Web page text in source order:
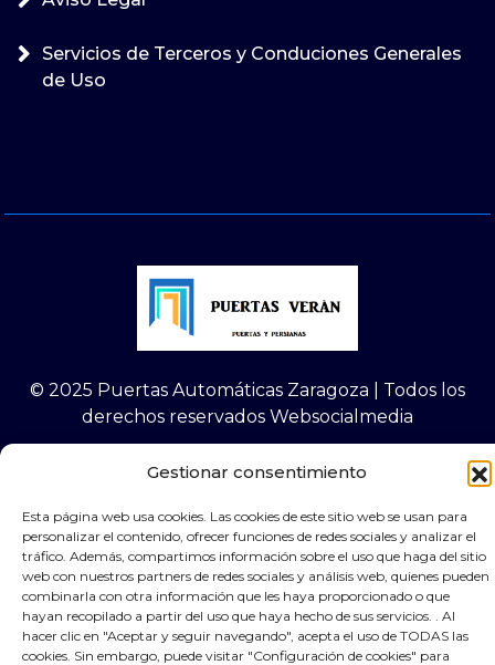
Gestionar consentimiento
Esta página web usa cookies. Las cookies de este sitio web se usan para
personalizar el contenido, ofrecer funciones de redes sociales y analizar el
tráfico. Además, compartimos información sobre el uso que haga del sitio
web con nuestros partners de redes sociales y análisis web, quienes pueden
combinarla con otra información que les haya proporcionado o que
hayan recopilado a partir del uso que haya hecho de sus servicios. . Al
hacer clic en "Aceptar y seguir navegando", acepta el uso de TODAS las
cookies. Sin embargo, puede visitar "Configuración de cookies" para
Servicios de Terceros y Conduciones Generales
de Uso
© 2025 Puertas Automáticas Zaragoza | Todos los
derechos reservados Websocialmedia
Contacta por Whassap